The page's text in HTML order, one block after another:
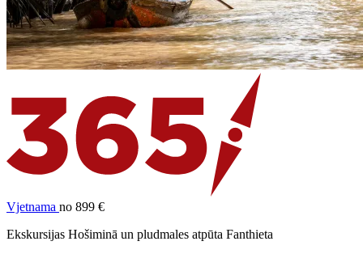
Vjetnama no 899 €
Ekskursijas Hošiminā un pludmales atpūta Fanthieta